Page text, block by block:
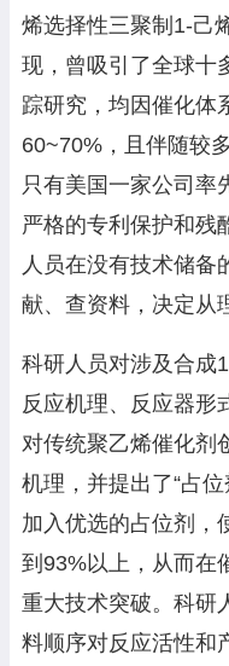
烯选择性三聚制1-己
现，曾吸引了全球十
踪研究，均因催化体
60~70%，且伴随较
只有美国一家公司率
严格的专利保护和残
人员在没有技术储备
献、查资料，决定从
科研人员对涉及合成
反应机理、反应器形
对传统聚乙烯催化剂
机理，并提出了“占
加入优选的占位剂，
到93%以上，从而在
重大技术突破。科研
料顺序对反应活性和